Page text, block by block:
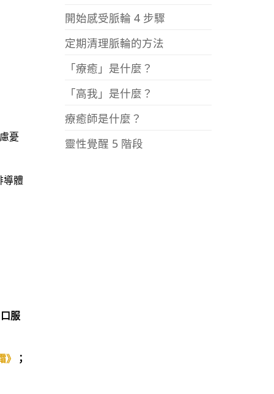
憂
導體
口服
；
開始感受脈輪 4 步驟
定期清理脈輪的方法
「療癒」是什麼？
「高我」是什麼？
療癒師是什麼？
靈性覺醒 5 階段